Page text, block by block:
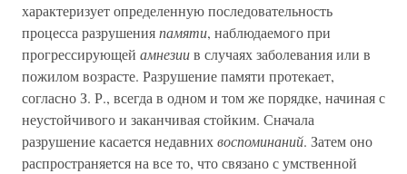
характеризует определенную последовательность
процесса разрушенияпамяти, наблюдаемого при
прогрессирующей амнезиив случаях заболевания или в
пожилом возрасте. Разрушение памяти протекает,
согласно З. Р., всегда в одном и том же порядке, начиная с
неустойчивого и заканчивая стойким. Сначала
разрушение касается недавнихвоспоминаний. Затем оно
распространяется на все то, что связано с умственной